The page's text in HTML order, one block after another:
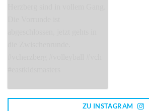
ZU INSTAGRAM